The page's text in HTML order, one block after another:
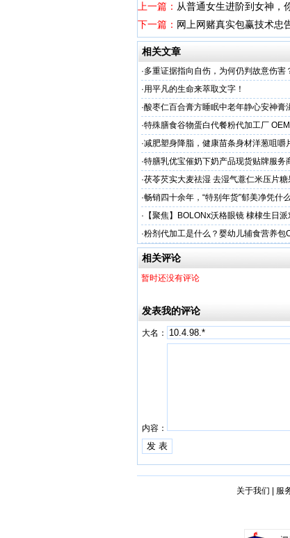
上一篇： 从普通女生进阶到女神，
下一篇： 网上网赌真实包赢技术忠
相关文章
·多重证据指向自伤，为何仍判故意伤害
害人”
·用平凡的生命来萃取文字！
·酸枣仁百合膏方睡眠中老年静心安神膏
厂
·特殊膳食谷物蛋白代餐粉代加工厂
·减肥塑身降脂，健康苗条身材洋葱咀嚼
服务商
·特膳乳优宝催奶下奶产品现货贴牌服务
·茯苓芡实大麦祛湿 去湿气薏仁米压片
·畅销四十余年，“特别年货”郁美净凭什
妈妈？
· 【聚焦】BOLONx沃格眼镜 棣棣生日
啦！
·粉剂代加工是什么？婴幼儿辅食营养包
势？
相关评论
暂时还没有评论
发表我的评论
大名：
内容：
关于我们 服